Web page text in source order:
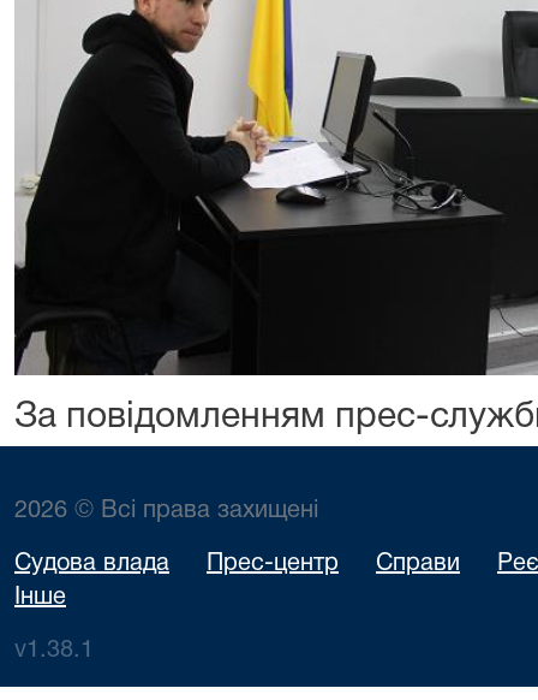
За повідомленням прес-
2026 © Всі права захищені
Судова влада Прес-центр Справи
Інше
v1.38.1